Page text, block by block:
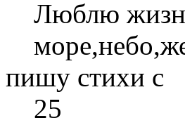
Люблю
пишу стихи с
25